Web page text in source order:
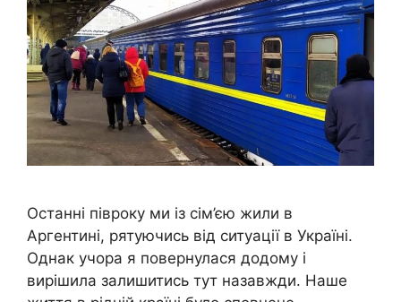
Останні півроку ми із сім’єю жили в
Аргентині, рятуючись від ситуації в Україні.
Однак учора я повернулася додому і
вирішила залишитись тут назавжди. Наше